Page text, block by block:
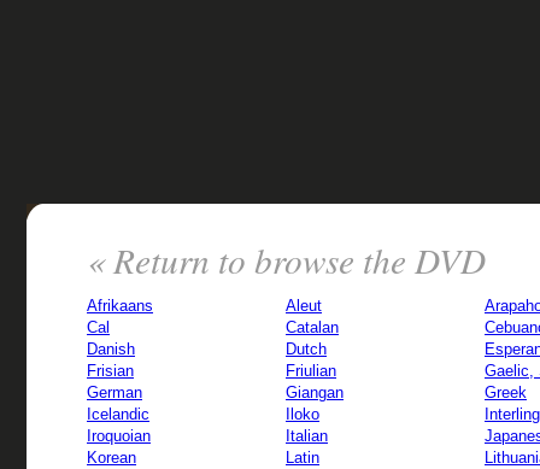
« Return to browse the DVD
Afrikaans Aleut
Cal
Catalan
Danish
Dutch
Frisian
Friulian
Gaelic,
German
Giangan
Greek
Icelandic
Iloko
Iroquoian
Italian
Korean
Latin